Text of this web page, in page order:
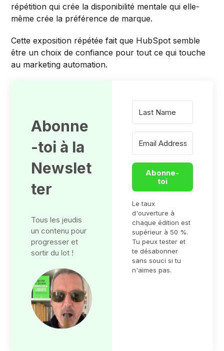
répétition qui crée la disponibilité mentale qui elle-
même crée la préférence de marque.
Cette exposition répétée fait que HubSpot semble
être un choix de confiance pour tout ce qui touche
au marketing automation.
Abonne
-toi à la
Newslet
ter
Tous les jeudis
un contenu pour
progresser et
sortir du lot !
Abonne-
toi
Le taux
d'ouverture à
chaque édition est
supérieur à 50 %.
Tu peux tester et
te désabonner
sans souci si tu
n'aimes pas.